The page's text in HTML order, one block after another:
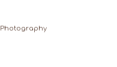
Photography